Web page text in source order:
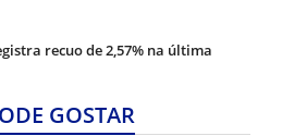
recuo de 2,57% na última
GOSTAR